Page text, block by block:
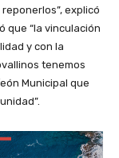
explicó
que “la vinculación
y con la
tenemos
Municipal que